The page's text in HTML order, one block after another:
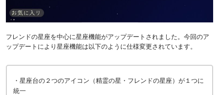
フレンドの星座を中心に星座機能がアップデートされました。今回のア
ップデートにより星座機能は以下のように仕様変更されています。
・星座台の２つのアイコン（精霊の星・フレンドの星座）が１つに
統一